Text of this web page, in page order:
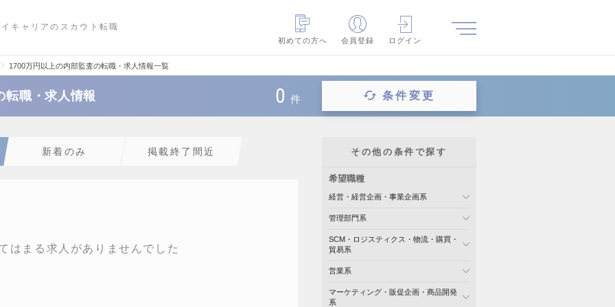
キャリアのスカウト転職
初めての方へ
会員登録 ログイン
1700万円以上の内部監査の転職・求人情報一覧
転職・求人情報 0 件 条件変更
新着のみ 掲載終了間近
はまる求人がありませんでした
その他の条件で探す
希望職種
経営・経営企画・事業企画系
管理部門系
SCM・ロジスティクス・物流・購買・
貿易系
営業系
マーケティング・販促企画・商品開発
系